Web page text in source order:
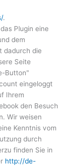
.
Plugin eine
dem
dadurch die
Seite
Button"
eingeloggt
Ihrem
den Besuch
Wir weisen
Kenntnis vom
durch
finden Sie in
http://de-